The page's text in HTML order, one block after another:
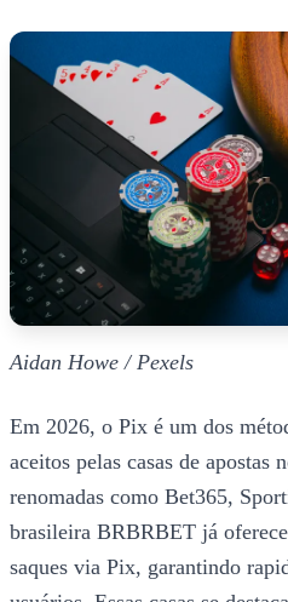
Aidan Howe / Pexels
Em 2026, o Pix é um dos
aceitos pelas casas de apostas
renomadas como Bet365,
brasileira BRBRBET já
saques via Pix, garantindo